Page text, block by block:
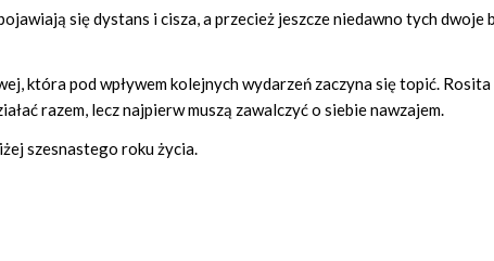
się dystans i cisza, a przecież jeszcze niedawno tych dwoje
która pod wpływem kolejnych wydarzeń zaczyna się topić.
razem, lecz najpierw muszą zawalczyć o siebie nawzajem.
szesnastego roku życia.